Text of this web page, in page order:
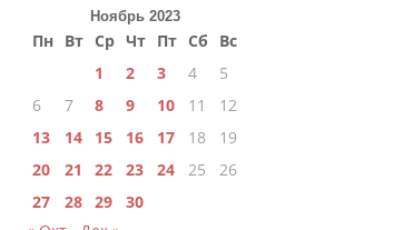
Ноябрь 2023
Пн Вт Ср Чт Пт Сб
Вс
1
2 3 4
5
6
7 8 9 10 11
12
13
14 15 16 17 18
19
20
21 22 23 24 25
26
27
28 29
30